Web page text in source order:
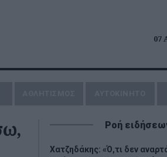
07
Ροή
Χατζηδάκης: «Ό,τι δεν